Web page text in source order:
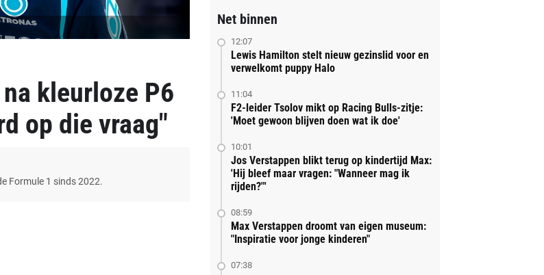
kleurloze P6
op die vraag"
Formule 1 sinds 2022.
Net binnen
12:07
Lewis Hamilton stelt nieuw gezinslid voor en
verwelkomt puppy Halo
11:04
F2-leider Tsolov mikt op Racing Bulls-zitje:
'Moet gewoon blijven doen wat ik doe'
10:01
Jos Verstappen blikt terug op kindertijd Max:
'Hij bleef maar vragen: "Wanneer mag ik
rijden?"'
08:59
Max Verstappen droomt van eigen museum:
"Inspiratie voor jonge kinderen"
07:38